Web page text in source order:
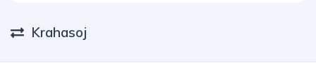
Krahasoj